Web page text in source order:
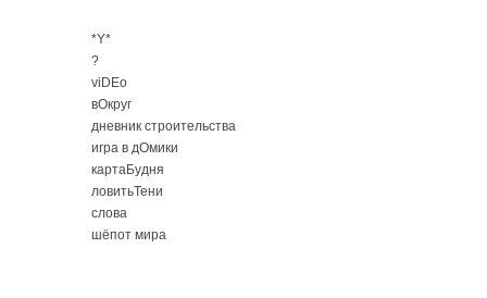
*Y*
?
viDEo
вОкруг
дневник строительства
игра в дОмики
картаБудня
ловитьТени
слова
шёпот мира